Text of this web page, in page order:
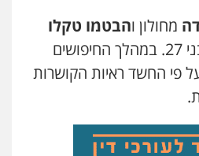
דין טאי שרקי
תעבורה מרב"ד
פלילי פשיעה כלכלית
מחולון והבטמו טקלו
מבאר יעקב, שניהם בני 27. במהלך החיפושים
פי החשד ראיות הקושרות